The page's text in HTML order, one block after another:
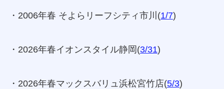
・2006年春 そよらリーフシティ市川(1/7)
・2026年春イオンスタイル静岡(3/31)
・2026年春マックスバリュ浜松宮竹店(5/3)